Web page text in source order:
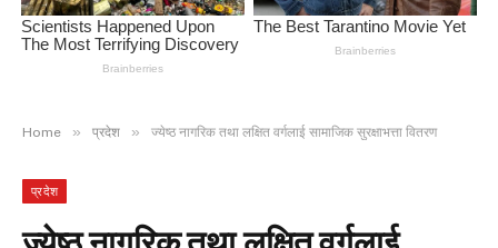
Home » प्रदेश » ज्येष्ठ नागरिक तथा लक्षित वर्गलाई सामाजिक सुरक्षाभत्ता वितरण
प्रदेश